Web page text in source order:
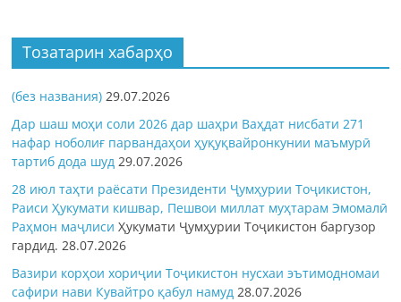
Тозатарин хабарҳо
(без названия) 29.07.2026
Дар шаш моҳи соли 2026 дар шаҳри Ваҳдат нисбати 271
нафар ноболиғ парвандаҳои ҳуқуқвайронкунии маъмурӣ
тартиб дода шуд 29.07.2026
28 июл таҳти раёсати Президенти Ҷумҳурии Тоҷикистон,
Раиси Ҳукумати кишвар, Пешвои миллат муҳтарам Эмомалӣ
Раҳмон маҷлисиҲукумати Ҷумҳурии Тоҷикистон баргузор
гардид.28.07.2026
Вазири корҳои хориҷии Тоҷикистон нусхаи эътимодномаи
сафири нави Кувайтро қабул намуд 28.07.2026